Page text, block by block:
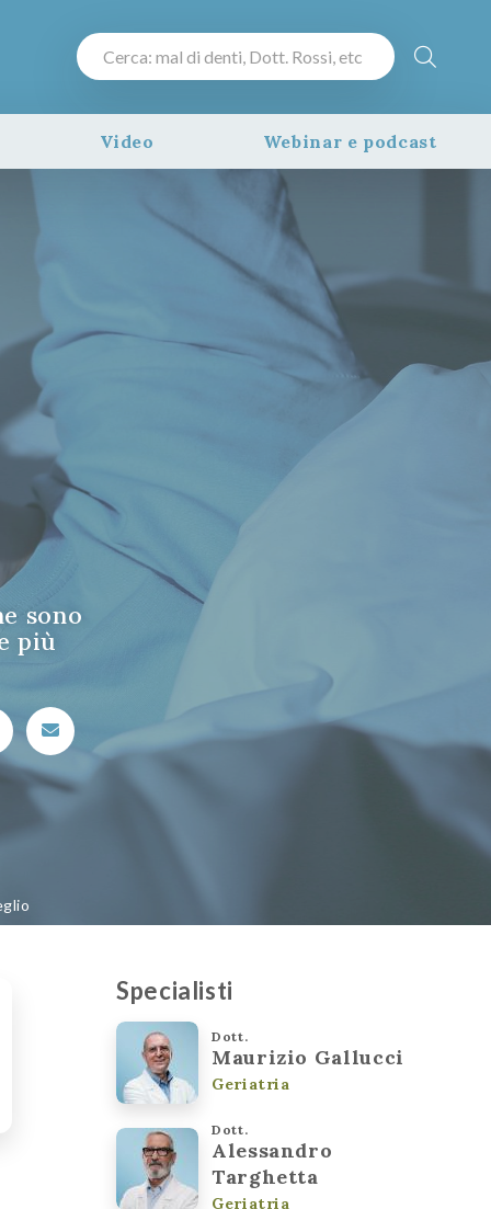
Video Webinar e podcast
sono
più
Specialisti
Dott.
Maurizio Gallucci
Geriatria
Dott.
Alessandro
Targhetta
Geriatria